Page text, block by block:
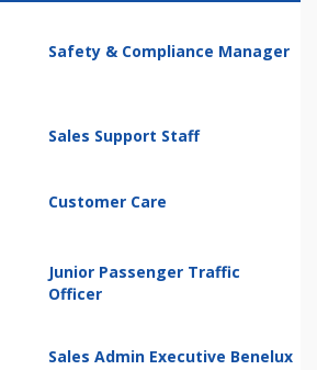
Safety & Compliance Manager
Sales Support Staff
Customer Care
Junior Passenger Traffic
Officer
Sales Admin Executive Benelux